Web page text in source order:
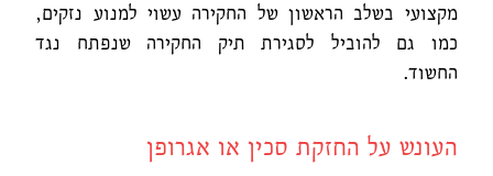
מקצועי בשלב הראשון של החקירה עשוי למנוע נזקים,
כמו גם להוביל לסגירת תיק החקירה שנפתח נגד
החשוד.
העונש על החזקת סכין או אגרופן